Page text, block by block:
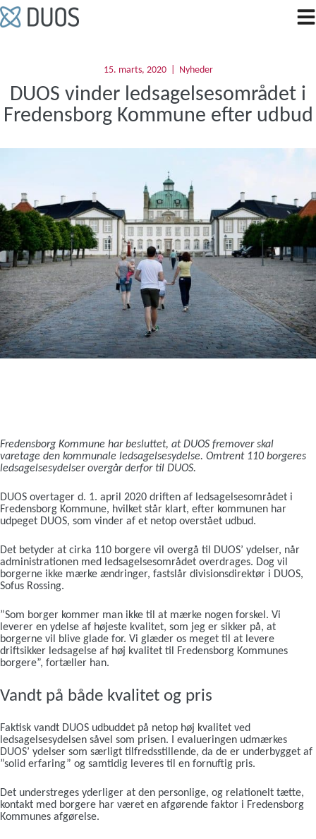
Hop
til
15. marts, 2020 Nyheder
DUOS vinder ledsagelsesområdet i
Fredensborg Kommune efter udbud
Fredensborg Kommune har besluttet, at DUOS fremover skal
varetage den kommunale ledsagelsesydelse. Omtrent 110 borgeres
ledsagelsesydelser overgår derfor til DUOS.
DUOS overtager d. 1. april 2020 driften af ledsagelsesområdet i
Fredensborg Kommune, hvilket står klart, efter kommunen har
udpeget DUOS, som vinder af et netop overstået udbud.
Det betyder at cirka 110 borgere vil overgå til DUOS’ ydelser, når
administrationen med ledsagelsesområdet overdrages. Dog vil
borgerne ikke mærke ændringer, fastslår divisionsdirektør i DUOS,
Sofus Rossing.
”Som borger kommer man ikke til at mærke nogen forskel. Vi
leverer en ydelse af højeste kvalitet, som jeg er sikker på, at
borgerne vil blive glade for. Vi glæder os meget til at levere
driftsikker ledsagelse af høj kvalitet til Fredensborg Kommunes
borgere”, fortæller han.
Vandt på både kvalitet og pris
Faktisk vandt DUOS udbuddet på netop høj kvalitet ved
ledsagelsesydelsen såvel som prisen. I evalueringen udmærkes
DUOS’ ydelser som særligt tilfredsstillende, da de er underbygget af
”solid erfaring” og samtidig leveres til en fornuftig pris.
Det understreges yderliger at den personlige, og relationelt tætte,
kontakt med borgere har været en afgørende faktor i Fredensborg
Kommunes afgørelse.